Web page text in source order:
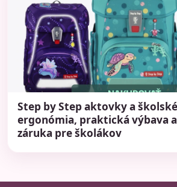
Step by Step aktovky a
ergonómia, praktická výbava
záruka pre školákov